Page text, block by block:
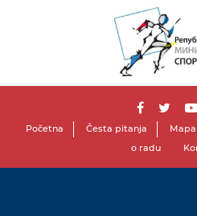
Početna Česta pitanja
o radu